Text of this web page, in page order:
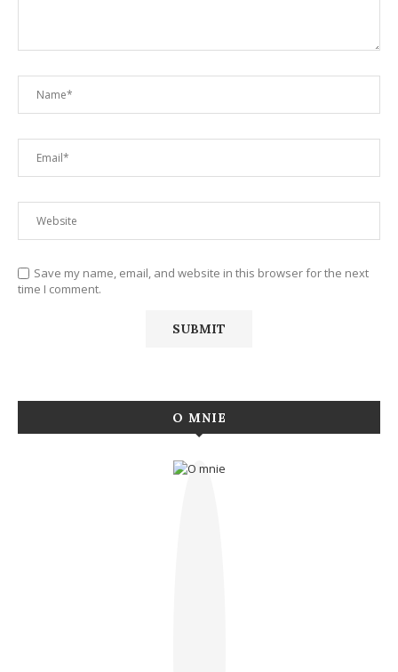
Save my name, email, and website in this browser for the next
time I comment.
O MNIE